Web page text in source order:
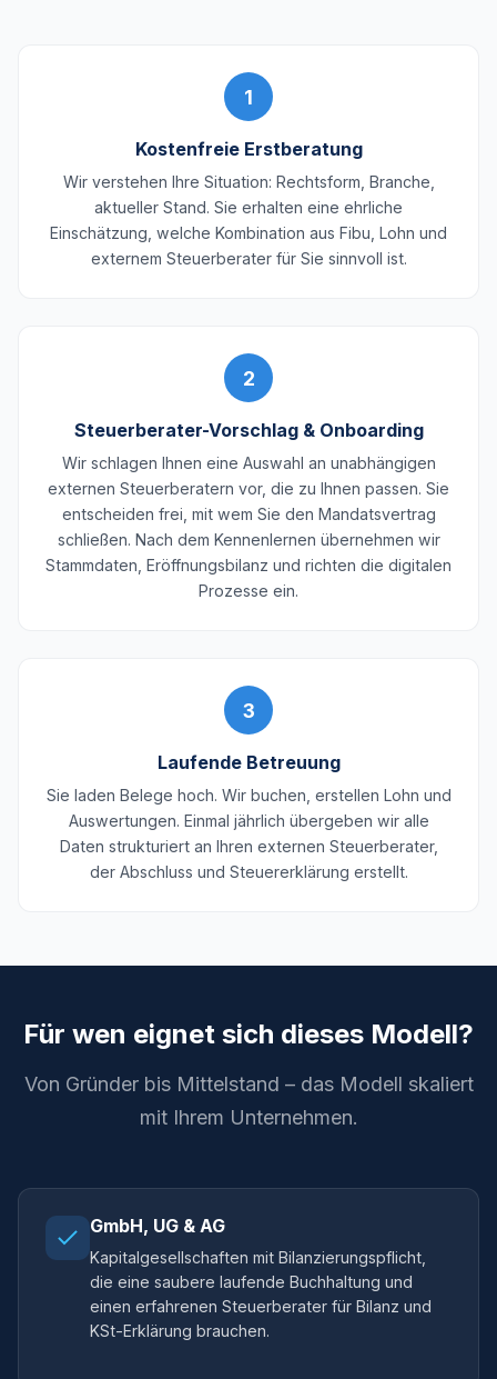
1
Kostenfreie Erstberatung
Wir verstehen Ihre Situation: Rechtsform, Branche,
aktueller Stand. Sie erhalten eine ehrliche
Einschätzung, welche Kombination aus Fibu, Lohn und
externem Steuerberater für Sie sinnvoll ist.
2
Steuerberater-Vorschlag & Onboarding
Wir schlagen Ihnen eine Auswahl an unabhängigen
externen Steuerberatern vor, die zu Ihnen passen. Sie
entscheiden frei, mit wem Sie den Mandatsvertrag
schließen. Nach dem Kennenlernen übernehmen wir
Stammdaten, Eröffnungsbilanz und richten die digitalen
Prozesse ein.
3
Laufende Betreuung
Sie laden Belege hoch. Wir buchen, erstellen Lohn und
Auswertungen. Einmal jährlich übergeben wir alle
Daten strukturiert an Ihren externen Steuerberater,
der Abschluss und Steuererklärung erstellt.
Für wen eignet sich dieses Modell?
Von Gründer bis Mittelstand – das Modell skaliert
mit Ihrem Unternehmen.
GmbH, UG & AG
Kapitalgesellschaften mit Bilanzierungspflicht,
die eine saubere laufende Buchhaltung und
einen erfahrenen Steuerberater für Bilanz und
KSt-Erklärung brauchen.